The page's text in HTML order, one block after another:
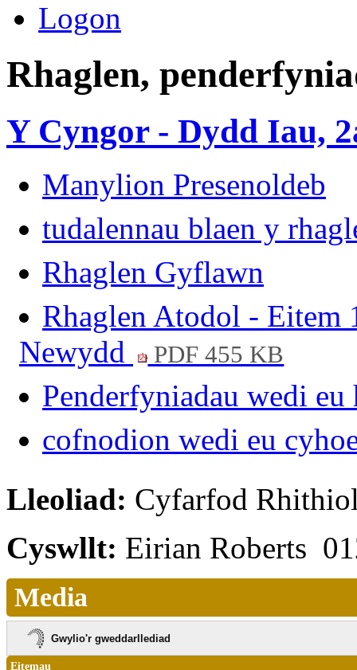
Logon
Rhaglen,
Y Cyngor - Dydd Iau,
Manylion Presenoldeb
tudalennau blaen y
Rhaglen Gyflawn
Rhaglen Atodol - Eitem
Newydd
PDF 455 KB
Penderfyniadau wedi
cofnodion wedi eu
Lleoliad: Cyfarfod
Cyswllt: Eirian Roberts
Media
Gwylio'r gweddarllediad
Eitemau